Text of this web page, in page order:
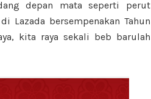
depan mata seperti perut
Lazada bersempenakan Tahun
kita raya sekali beb barulah